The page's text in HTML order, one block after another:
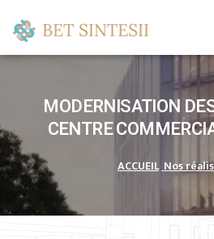
MODERNISATION
CENTRE
ACCUEILNos